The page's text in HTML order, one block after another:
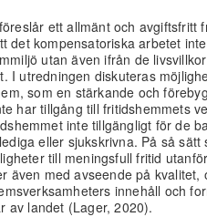
ett allmänt och avgiftsfritt
det kompensatoriska arbetet
utan även ifrån de
I utredningen diskuteras
som en stärkande och
har tillgång till fritidshemmets
inte tillgängligt för de
eller sjukskrivna. På så sätt
till meningsfull fritid
även med avseende på kvalitet,
innehåll och
av landet (Lager, 2020).